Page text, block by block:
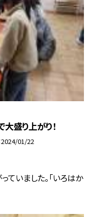
盛り上がり！
2024/01/22
ていました。「いろはか